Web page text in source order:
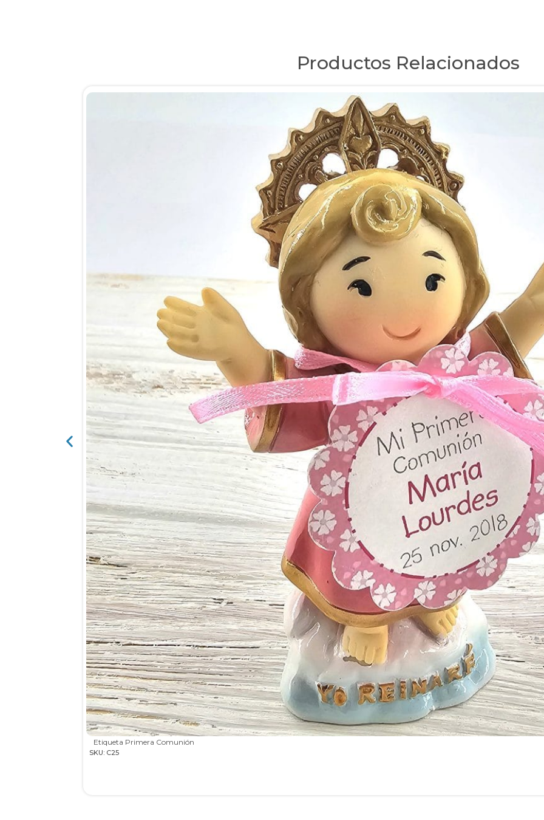
Productos Relacionados
Etiqueta Primera Comunión
SKU: C25